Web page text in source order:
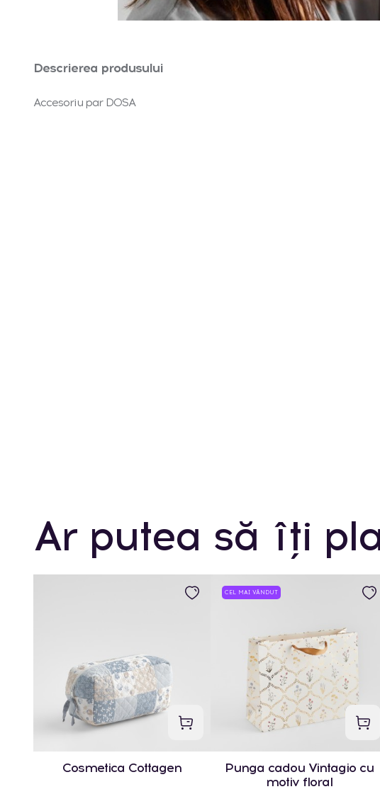
Descrierea produsului
Accesoriu par DOSA
Ar putea să îți
Cosmetica Cottagen
CEL MAI VÂNDUT
Punga cadou Vintagio cu
motiv floral